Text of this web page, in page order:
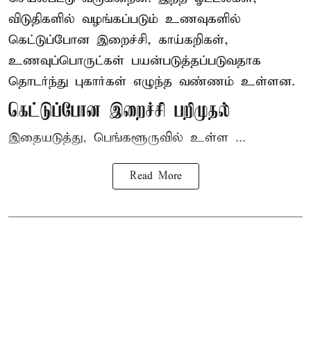
விடுதிகளில் வழங்கப்படும் உணவுகளில்
கெட்டுப்போன இறைச்சி, காய்கறிகள்,
உணவுப்பொருட்கள் பயன்படுத்தப்படுவதாக
தொடர்ந்து புகார்கள் எழுந்த வண்ணம் உள்ளன.
கெட்டுப்போன இறைச்சி பறிமுதல்
இதையடுத்து, பெங்களூருவில் உள்ள ...
Read More